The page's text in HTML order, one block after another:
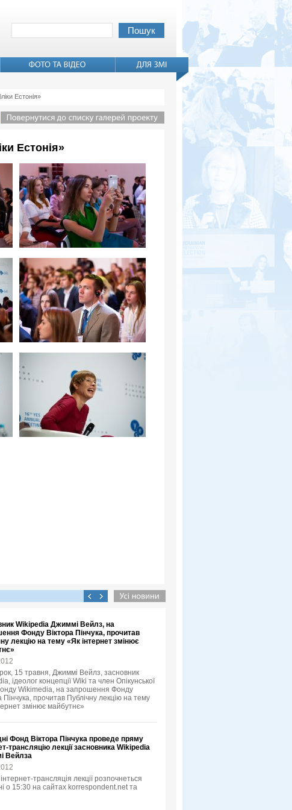
Естонія»
Естонія»
Wikipedia Джиммі Вейлз, на
Фонду Віктора Пінчука, прочитав
лекцію на тему «Як інтернет змінює
15 травня, Джиммі Вейлз, засновник
ідеолог концепції Wiki та член Опікунської
Wikimedia, на запрошення Фонду
Пінчука, прочитав Публічну лекцію на тему
змінює майбутнє»
Фонд Віктора Пінчука проведе пряму
трансляцію лекції засновника Wikipedia
Вейлза
трансляція лекції розпочнеться
о 15:30 на сайтах korrespondent.net та